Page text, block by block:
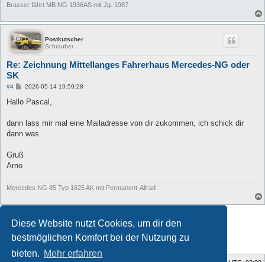
Diese Website nutzt Cookies, um dir den
bestmöglichen Komfort bei der Nutzung zu
bieten. Mehr erfahren
Brasser fährt MB NG 1936AS mit Jg. 1987
Postkutscher
Schrauber
Re: Zeichnung Mittellanges Fahrerhaus Mercedes-NG oder
SK
#4
B
i
a
2026-05-14 19:59:28
Hallo Pascal,
dann lass mir mal eine Mailadresse von dir zukommen, ich schick dir
dann was .
Gruß
Arno
Mercedes NG 85 Typ 1625 AK mit Permanent-Allrad
4 Beiträge • Seite1 von 1